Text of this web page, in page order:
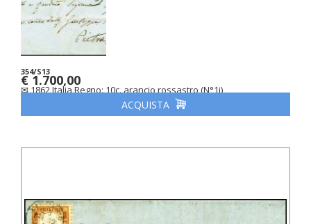
354/S13
✉ 1862 Italia Regno: 10c. arancio rossastro (N°1j)
€ 1.700,00
ACQUISTA